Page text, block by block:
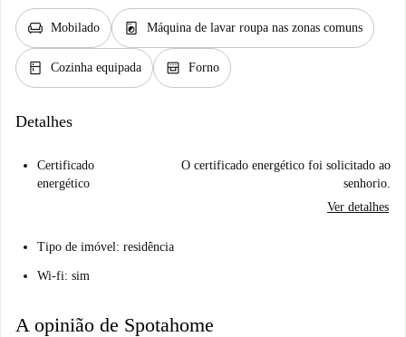
chair Mobilado local_laundry_service Máquina de lavar roupa nas zonas comuns
kitchen Cozinha equipada oven_gen Forno
Detalhes
Certificado
energético
O certificado energético foi solicitado ao
senhorio.
Ver detalhes
Tipo de imóvel: residência
Wi-fi: sim
A opinião de Spotahome